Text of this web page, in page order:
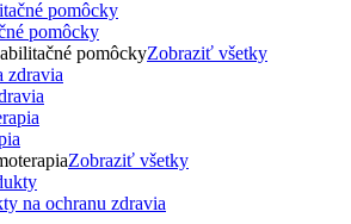
pomôcky
pomôckyZobraziť všetky
Zobraziť všetky
na ochranu zdravia